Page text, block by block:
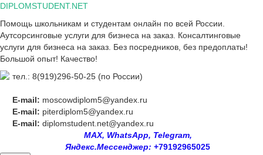
Skip
content
DIPLOMSTUDENT.NET
Помощь школьникам и студентам онлайн по всей России.
Аутсорсинговые услуги для бизнеса на заказ. Консалтинговые
услуги для бизнеса на заказ. Без посредников, без предоплаты!
Большой опыт! Качество!
тел.: 8(919)296-50-25 (по России)
E-mail: moscowdiplom5@yandex.ru
E-mail: piterdiplom5@yandex.ru
E-mail: diplomstudent.net@yandex.ru
MAX, WhatsApp, Telegram,
Яндекс.Мессенджер: +79192965025